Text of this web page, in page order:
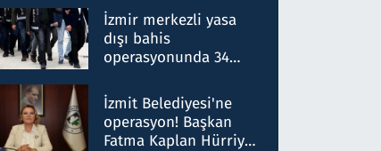
hakkında gözaltı kararı
İzmir merkezli yasa
dışı bahis
operasyonunda 34
Milyar liralık para
trafiği tespit edildi
İzmit Belediyesi'ne
operasyon! Başkan
Fatma Kaplan Hürriyet